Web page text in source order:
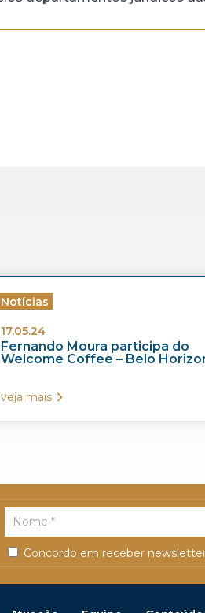
Notícias
17.05.24
Fernando Moura participa do
Welcome Coffee – Belo
veja mais
Concordo em receber